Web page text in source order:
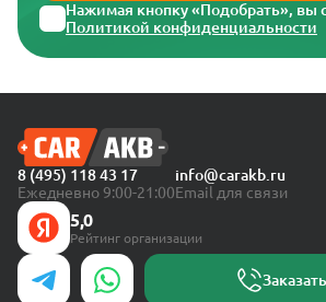
Нажимая кнопку «Подобрать», вы
Политикой конфиденциальности
8 (495) 118 43 17
Ежедневно 9:00-21:00
info@carakb.ru
Email для связи
5,0
Рейтинг организации